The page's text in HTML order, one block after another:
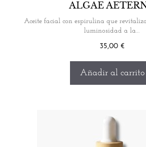
ALGAE
Aceite facial con espirulina que
luminosidad a la…
35,00 €
Añadir al carrito